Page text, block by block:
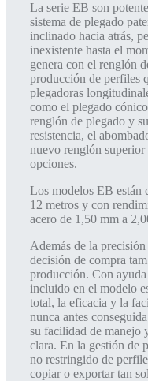
La serie EB son
sistema de plegado
inclinado hacia atrás,
inexistente hasta el
genera con el renglón
producción de perfiles
plegadoras
como el plegado
renglón de plegado y
resistencia, el
nuevo renglón
opciones.
Los modelos EB están
12 metros y con
acero de 1,50 mm a
Además de la
decisión de compra
producción. Con
incluido en el modelo
total, la eficacia y la
nunca antes
su facilidad de manejo
clara. En la gestión de
no restringido de
copiar o exportar tan